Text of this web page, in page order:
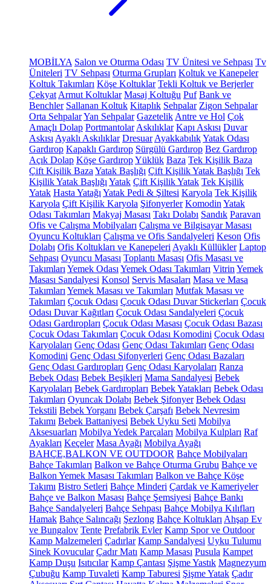
MOBİLYA Salon ve Oturma Odası TV Ünitesi ve Sehpası Tv
Üniteleri TV Sehpası Oturma Grupları Koltuk ve Kanepeler
Koltuk Takımları Köşe Koltuklar Tekli Koltuk ve Berjerler
Çekyat Armut Koltuklar Masaj Koltuğu Puf Bank ve
Benchler Sallanan Koltuk Kitaplık Sehpalar Zigon Sehpalar
Orta SehpalarYan Sehpalar Gazetelik Antre ve Hol Çok
Amaçlı Dolap Portmantolar Askılıklar Kapı Askısı Duvar
Askısı Ayaklı Askılıklar Dresuar AyakkabılıkYatak Odası
Gardırop Kapaklı Gardırop Sürgülü Gardırop Bez Gardırop
Açık Dolap Köşe GardıropYüklük Baza Tek Kişilik Baza
Çift Kişilik Baza Yatak Başlığı Çift Kişilik Yatak Başlığı Tek
Kişilik Yatak Başlığı Yatak Çift Kişilik Yatak Tek Kişilik
Yatak Hasta Yatağı Yatak Pedi & Şiltesi Karyola Tek Kişilik
Karyola Çift Kişilik Karyola Şifonyerler Komodin Yatak
Odası Takımları Makyaj Masası Takı Dolabı Sandık Paravan
Ofis ve Çalışma Mobilyaları Çalışma ve Bilgisayar Masası
Oyuncu Koltukları Çalışma ve Ofis Sandalyeleri Keson Ofis
Dolabı Ofis Koltukları ve Kanepeleri Ayaklı Küllükler Laptop
Sehpası Oyuncu Masası Toplantı Masası Ofis Masası ve
Takımları Yemek Odası Yemek Odası Takımları Vitrin Yemek
Masası Sandalyesi Konsol Servis Masaları Masa ve Masa
Takımları Yemek Masası ve Takımları Mutfak Masası ve
Takımları Çocuk Odası Çocuk Odası Duvar Stickerları Çocuk
Odası Duvar Kağıtları Çocuk Odası Sandalyeleri Çocuk
Odası Gardıropları Çocuk Odası Masası Çocuk Odası Bazası
Çocuk Odası Takımları Çocuk Odası Komodini Çocuk Odası
Karyolaları Genç Odası Genç Odası Takımları Genç Odası
Komodini Genç Odası Şifonyerleri Genç Odası Bazaları
Genç Odası Gardıropları Genç Odası Karyolaları Ranza
Bebek Odası Bebek Beşikleri Mama Sandalyesi Bebek
Karyolaları Bebek Gardıropları Bebek Yatakları Bebek Odası
Takımları Oyuncak Dolabı Bebek Şifonyer Bebek Odası
Tekstili Bebek Yorganı Bebek Çarşafı Bebek Nevresim
Takımı Bebek Battaniyesi Bebek Uyku Seti Mobilya
Aksesuarları Mobilya Yedek Parçaları Mobilya Kulpları Raf
Ayakları Keçeler Masa Ayağı Mobilya Ayağı
BAHÇE,BALKON VE OUTDOOR Bahçe Mobilyaları
Bahçe Takımları Balkon ve Bahçe Oturma Grubu Bahçe ve
Balkon Yemek Masası Takımları Balkon ve Bahçe Köşe
Takımı Bistro Setleri Bahçe Minderi Çardak ve Kameriyeler
Bahçe ve Balkon Masası Bahçe Şemsiyesi Bahçe Bankı
Bahçe Sandalyeleri Bahçe Sehpası Bahçe Mobilya Kılıfları
Hamak Bahçe Salıncağı Şezlong Bahçe Koltukları Ahşap Ev
ve Bungalov Tente Prefabrik Evler Kamp Spor ve Outdoor
Kamp Malzemeleri Çadırlar Kamp Sandalyesi Uyku Tulumu
Sinek Kovucular Çadır Matı Kamp Masası Pusula Kampet
Kamp Duşu Isıtıcılar Kamp Çantası Şişme Yastık Magnezyum
Çubuğu Kamp Tuvaleti Kamp Taburesi Şişme Yatak Çadır